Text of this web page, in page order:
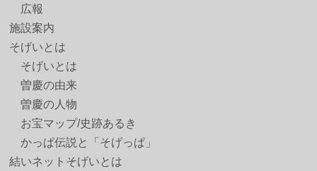
広報
施設案内
そげいとは
そげいとは
曽慶の由来
曽慶の人物
お宝マップ/史跡あるき
かっぱ伝説と「そげっぱ」
結いネットそげいとは